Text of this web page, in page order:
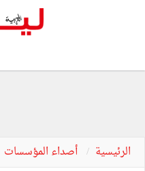
الرئيسية أصداء المؤسسات